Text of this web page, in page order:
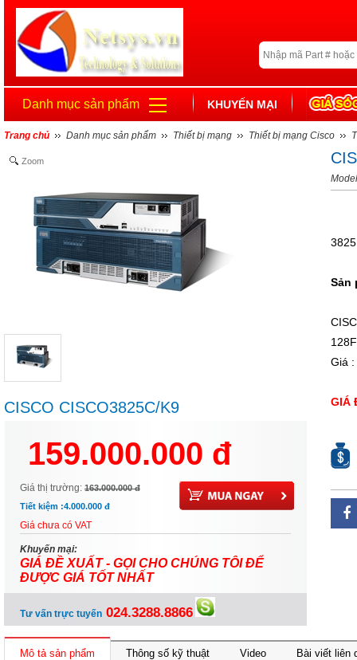
Danh mục sản phẩm KHUYẾN MẠI
Trang chủ Danh mục sản phẩm Thiết bị mạng Thiết bị mạng Cisco
Zoom
CISCO CISCO3825C/K9
159.000.000 đ
Giá thị trường: 163.000.000 đ
Tiết kiệm :4.000.000 đ
Giá chưa có VAT
Khuyến mại:
GIÁ ĐỀ XUẤT - GỌI CHO CHÚNG TÔI ĐỂ
ĐƯỢC GIÁ TỐT NHẤT
Tư vấn trực tuyến 024.3288.8866
Sản
Giá :
GIÁ
Mô tả sản phẩm Thông số kỹ thuật Video Bài viết liên